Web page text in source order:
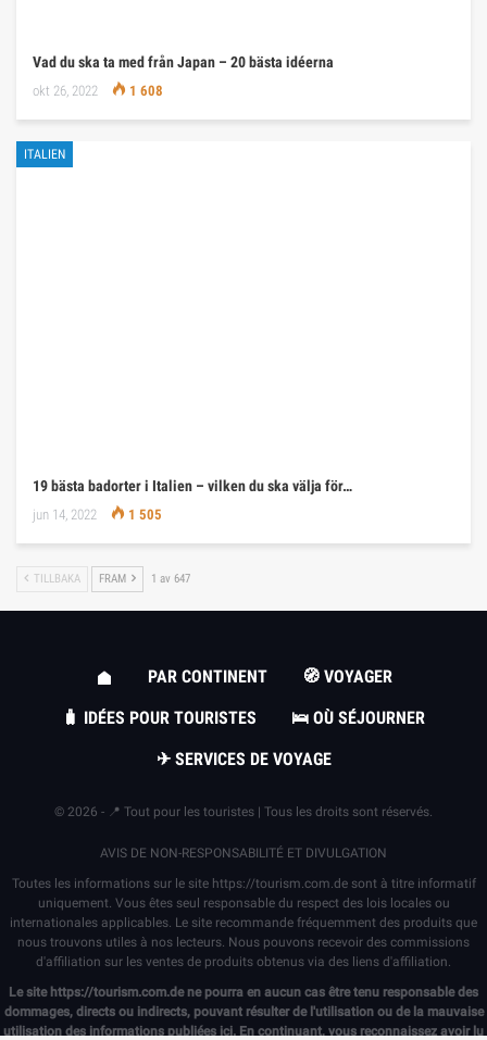
Vad du ska ta med från Japan – 20 bästa idéerna
okt 26, 2022 1 608
ITALIEN
19 bästa badorter i Italien – vilken du ska välja för…
jun 14, 2022 1 505
TILLBAKA FRAM 1 av 647
PAR CONTINENT
🧭 VOYAGER
🧳 IDÉES POUR TOURISTES
🛌 OÙ SÉJOURNER
✈ SERVICES DE VOYAGE
© 2026 - 📍 Tout pour les touristes | Tous les droits sont réservés.
AVIS DE NON-RESPONSABILITÉ ET DIVULGATION
Toutes les informations sur le site https://tourism.com.desont à titre informatif
uniquement. Vous êtes seul responsable du respect des lois locales ou
internationales applicables. Le site recommande fréquemment des produits que
nous trouvons utiles à nos lecteurs. Nous pouvons recevoir des commissions
d'affiliation sur les ventes de produits obtenus via des liens d'affiliation.
Le site https://tourism.com.dene pourra en aucun cas être tenu responsable des
dommages, directs ou indirects, pouvant résulter de l'utilisation ou de la mauvaise
utilisation des informations publiées ici. En continuant, vous reconnaissez avoir lu